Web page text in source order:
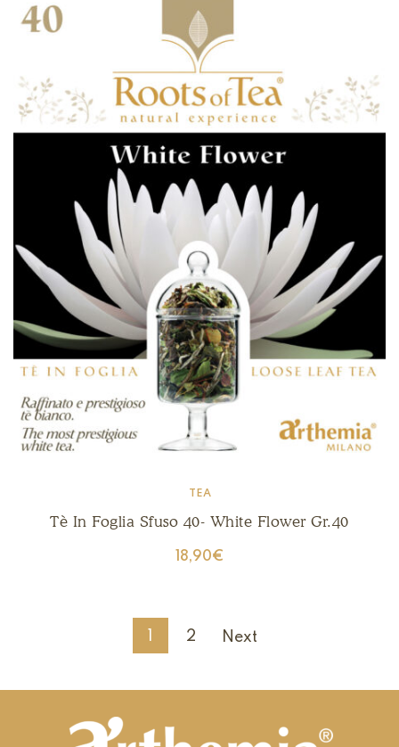
TEA
Tè In Foglia Sfuso 40- White Flower Gr.40
18,90€
2 Next